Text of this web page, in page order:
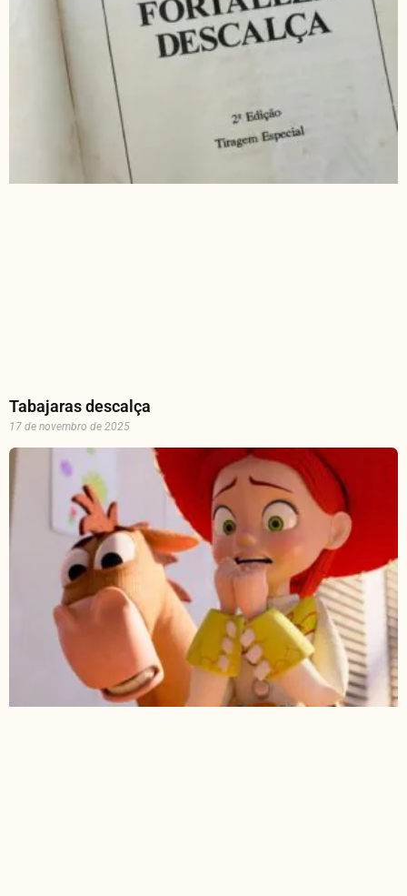
Tabajaras descalça
17 de novembro de 2025